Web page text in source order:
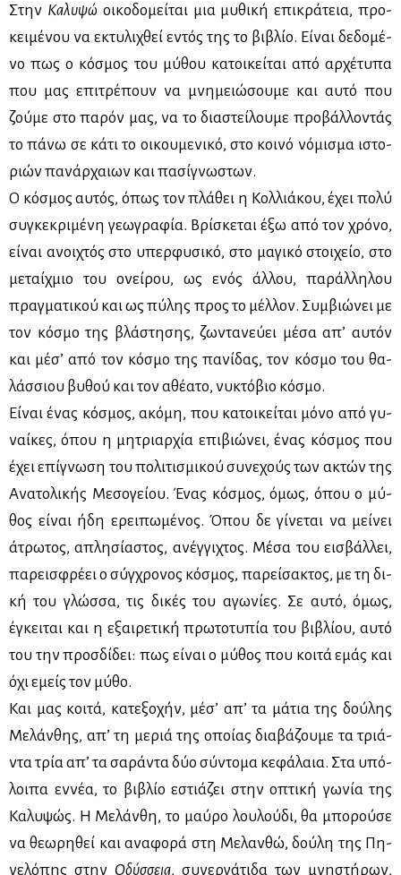
Στην Κα­λυ­ψώ οι­κο­δο­μεί­ται μια μυ­θι­κή επι­κρά­τεια, προ­
κει­μέ­νου να εκτυ­λι­χθεί εντός της το βι­βλίο. Εί­ναι δε­δο­μέ­
νο πως ο κό­σμος του μύ­θου κα­τοι­κεί­ται από αρ­χέ­τυ­πα
που μας επι­τρέ­πουν να μνη­μειώ­σου­με και αυ­τό που
ζού­με στο πα­ρόν μας, να το δια­στεί­λου­με προ­βάλ­λο­ντάς
το πά­νω σε κά­τι το οι­κου­με­νι­κό, στο κοι­νό νό­μι­σμα ιστο­
ριών πα­νάρ­χαιων και πα­σί­γνω­στων.
Ο κό­σμος αυ­τός, όπως τον πλά­θει η Κολ­λιά­κου, έχει πο­λύ
συ­γκε­κρι­μέ­νη γε­ω­γρα­φία. Βρί­σκε­ται έξω από τον χρό­νο,
εί­ναι ανοι­χτός στο υπερ­φυ­σι­κό, στο μα­γι­κό στοι­χείο, στο
με­ταίχ­μιο του ονεί­ρου, ως ενός άλ­λου, πα­ράλ­λη­λου
πραγ­μα­τι­κού και ως πύ­λης προς το μέλ­λον. Συμ­βιώ­νει με
τον κό­σμο της βλά­στη­σης, ζω­ντα­νεύ­ει μέ­σα απ’ αυ­τόν
και μέ­σ’ από τον κό­σμο της πα­νί­δας, τον κό­σμο του θα­
λάσ­σιου βυ­θού και τον αθέ­α­το, νυ­κτό­βιο κό­σμο.
Εί­ναι ένας κό­σμος, ακό­μη, που κα­τοι­κεί­ται μό­νο από γυ­
ναί­κες, όπου η μη­τριαρ­χία επι­βιώ­νει, ένας κό­σμος που
έχει επί­γνω­ση του πο­λι­τι­σμι­κού συ­νε­χούς των ακτών της
Ανα­το­λι­κής Με­σο­γεί­ου. Ένας κό­σμος, όμως, όπου ο μύ­
θος εί­ναι ήδη ερει­πω­μέ­νος. Όπου δε γί­νε­ται να μεί­νει
άτρω­τος, απλη­σί­α­στος, ανέγ­γι­χτος. Μέ­σα του ει­σβάλ­λει,
πα­ρει­σφρέ­ει ο σύγ­χρο­νος κό­σμος, πα­ρεί­σα­κτος, με τη δι­
κή του γλώσ­σα, τις δι­κές του αγω­νί­ες. Σε αυ­τό, όμως,
έγκει­ται και η εξαι­ρε­τι­κή πρω­το­τυ­πία του βι­βλί­ου, αυ­τό
του την προσ­δί­δει: πως εί­ναι ο μύ­θος που κοι­τά εμάς και
όχι εμείς τον μύ­θο.
Και μας κοι­τά, κα­τε­ξο­χήν, μέ­σ’ απ’ τα μά­τια της δού­λης
Με­λάν­θης, απ’ τη με­ριά της οποί­ας δια­βά­ζου­με τα τριά­
ντα τρία απ’ τα σα­ρά­ντα δύο σύ­ντο­μα κε­φά­λαια. Στα υπό­
λοι­πα εν­νέα, το βι­βλίο εστιά­ζει στην οπτι­κή γω­νία της
Κα­λυ­ψώς. Η Με­λάν­θη, το μαύ­ρο λου­λού­δι, θα μπο­ρού­σε
να θε­ω­ρη­θεί και ανα­φο­ρά στη Με­λαν­θώ, δού­λη της Πη­
νε­λό­πης στην Οδύσ­σεια, συ­νερ­γά­τι­δα των μνη­στή­ρων,